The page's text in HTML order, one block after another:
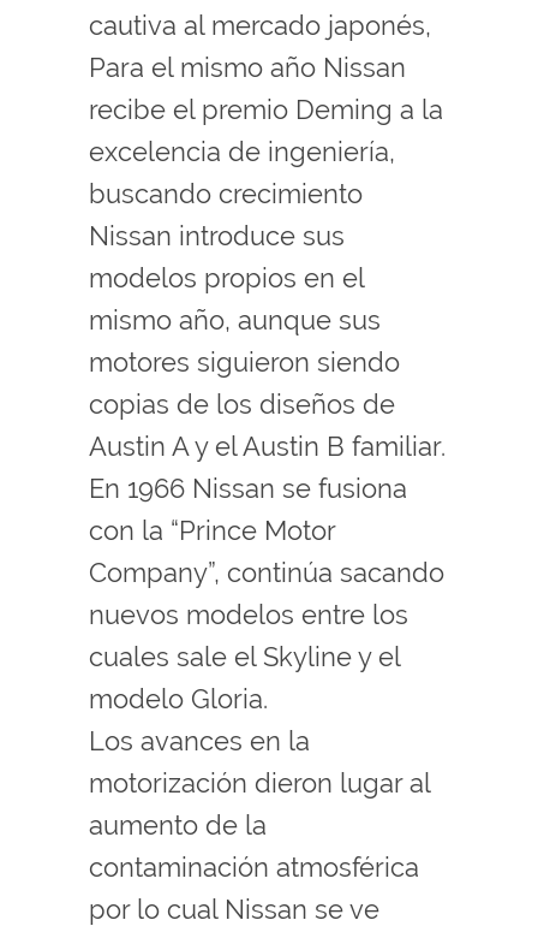
cautiva al mercado japonés,
Para el mismo año Nissan
recibe el premio Deming a la
excelencia de ingeniería,
buscando crecimiento
Nissan introduce sus
modelos propios en el
mismo año, aunque sus
motores siguieron siendo
copias de los diseños de
Austin A y el Austin B familiar.
En 1966 Nissan se fusiona
con la “Prince Motor
Company”, continúa sacando
nuevos modelos entre los
cuales sale el Skyline y el
modelo Gloria.
Los avances en la
motorización dieron lugar al
aumento de la
contaminación atmosférica
por lo cual Nissan se ve